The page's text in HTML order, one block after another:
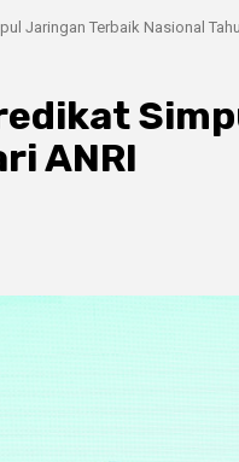
Jaringan Terbaik Nasional
ANRI